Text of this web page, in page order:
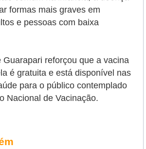
formas mais graves em
e pessoas com baixa
Guarapari reforçou que a vacina
é gratuita e está disponível nas
para o público contemplado
Nacional de Vacinação.